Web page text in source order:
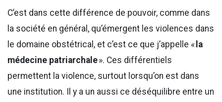
C’est dans cette différence de pouvoir, comme dans
la société en général, qu’émergent les violences dans
le domaine obstétrical, et c’est ce que j’appelle « la
médecine patriarchale». Ces différentiels
permettent la violence, surtout lorsqu’on est dans
une institution. Il y a un aussi ce déséquilibre entre un